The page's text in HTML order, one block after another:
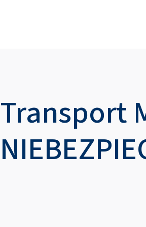
Transport